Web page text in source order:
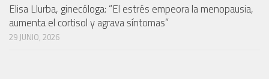
Elisa Llurba, ginecóloga: “El estrés empeora la menopausia,
aumenta el cortisol y agrava síntomas”
29 JUNIO, 2026